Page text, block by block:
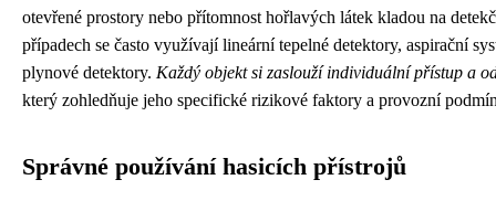
otevřené prostory nebo přítomnost hořlavých látek kladou na
případech se často využívají lineární tepelné detektory, aspirační
plynové detektory. Každý objekt si zaslouží individuální přístup a
který zohledňuje jeho specifické rizikové faktory a provozní
Správné používání hasicích přístrojů